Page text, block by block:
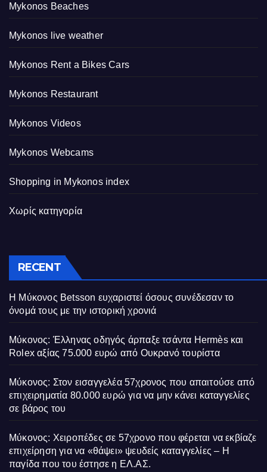
Mykonos Beaches
Mykonos live weather
Mykonos Rent a Bikes Cars
Mykonos Restaurant
Mykonos Videos
Mykonos Webcams
Shopping in Mykonos index
Χωρίς κατηγορία
RECENT
Η Μύκονος Betsson ευχαριστεί όσους συνέδεσαν το
όνομά τους με την ιστορική χρονιά
Μύκονος: Έλληνας οδηγός άρπαξε τσάντα Hermès και
Rolex αξίας 75.000 ευρώ από Ουκρανό τουρίστα
Μύκονος: Στον εισαγγελέα 57χρονος που απαιτούσε από
επιχειρηματία 80.000 ευρώ για να μην κάνει καταγγελίες
σε βάρος του
Μύκονος: Χειροπέδες σε 57χρονο που φέρεται να εκβίαζε
επιχείρηση για να «θάψει» ψευδείς καταγγελίες – Η
παγίδα που του έστησε η ΕΛ.ΑΣ.